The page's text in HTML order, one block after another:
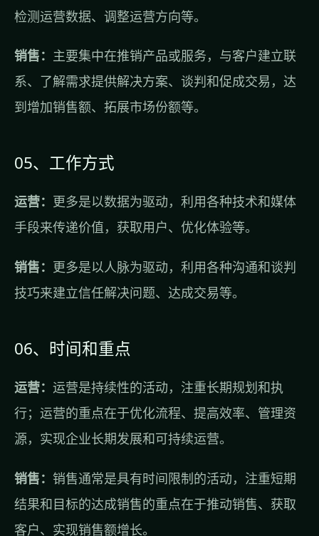
检测运营数据、调整运营方向等。
销售： 主要集中在推销产品或服务，与客户建立联
系、了解需求提供解决方案、谈判和促成交易，达
到增加销售额、拓展市场份额等。
05、工作方式
运营： 更多是以数据为驱动，利用各种技术和媒体
手段来传递价值，获取用户、优化体验等。
销售： 更多是以人脉为驱动，利用各种沟通和谈判
技巧来建立信任解决问题、达成交易等。
06、时间和重点
运营： 运营是持续性的活动，注重长期规划和执
行；运营的重点在于优化流程、提高效率、管理资
源，实现企业长期发展和可持续运营。
销售： 销售通常是具有时间限制的活动，注重短期
结果和目标的达成销售的重点在于推动销售、获取
客户、实现销售额增长。